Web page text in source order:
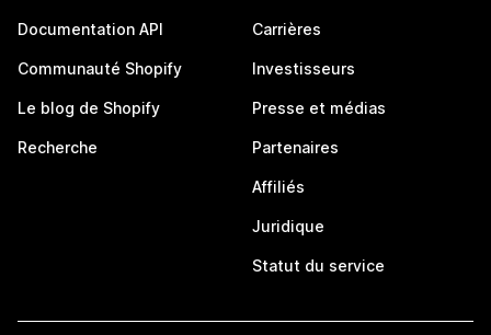
Documentation API
Communauté Shopify
Le blog de Shopify
Recherche
Carrières
Investisseurs
Presse et médias
Partenaires
Affiliés
Juridique
Statut du service